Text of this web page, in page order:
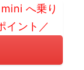
へ乗り
イント／